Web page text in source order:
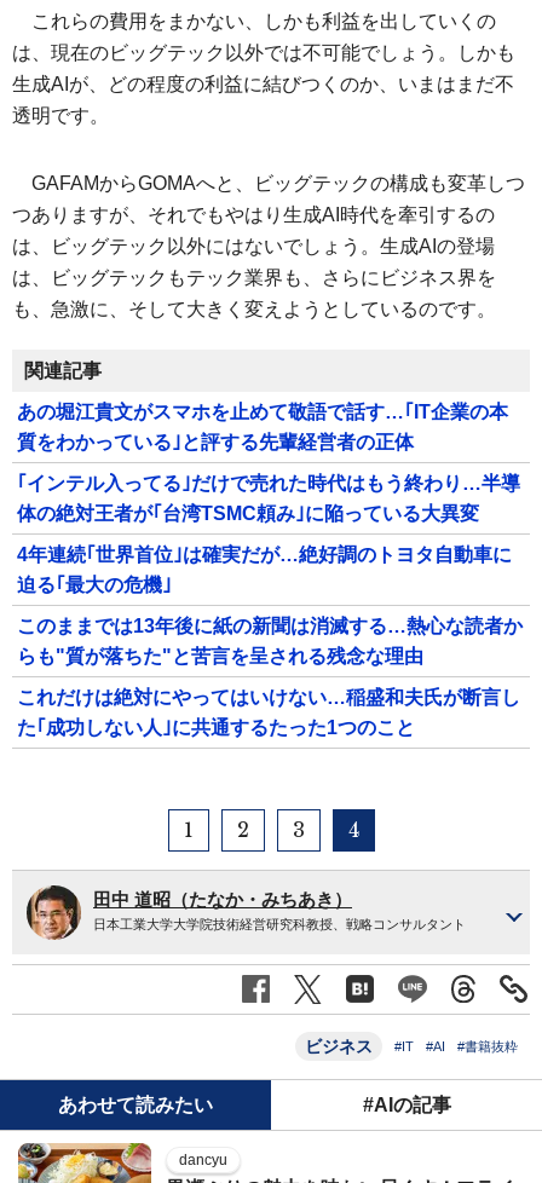
これらの費用をまかない、しかも利益を出していくの
は、現在のビッグテック以外では不可能でしょう。しかも
生成AIが、どの程度の利益に結びつくのか、いまはまだ不
透明です。
GAFAMからGOMAへと、ビッグテックの構成も変革しつ
つありますが、それでもやはり生成AI時代を牽引するの
は、ビッグテック以外にはないでしょう。生成AIの登場
は、ビッグテックもテック業界も、さらにビジネス界を
も、急激に、そして大きく変えようとしているのです。
関連記事
あの堀江貴文がスマホを止めて敬語で話す…｢IT企業の本
質をわかっている｣と評する先輩経営者の正体
｢インテル入ってる｣だけで売れた時代はもう終わり…半導
体の絶対王者が｢台湾TSMC頼み｣に陥っている大異変
4年連続｢世界首位｣は確実だが…絶好調のトヨタ自動車に
迫る｢最大の危機｣
このままでは13年後に紙の新聞は消滅する…熱心な読者か
らも"質が落ちた"と苦言を呈される残念な理由
これだけは絶対にやってはいけない…稲盛和夫氏が断言し
た｢成功しない人｣に共通するたった1つのこと
1 2 3 4
田中 道昭（たなか・みちあき）
日本工業大学大学院技術経営研究科教授、戦略コンサルタント
ビジネス #IT #AI #書籍抜粋
あわせて読みたい #AIの記事
dancyu